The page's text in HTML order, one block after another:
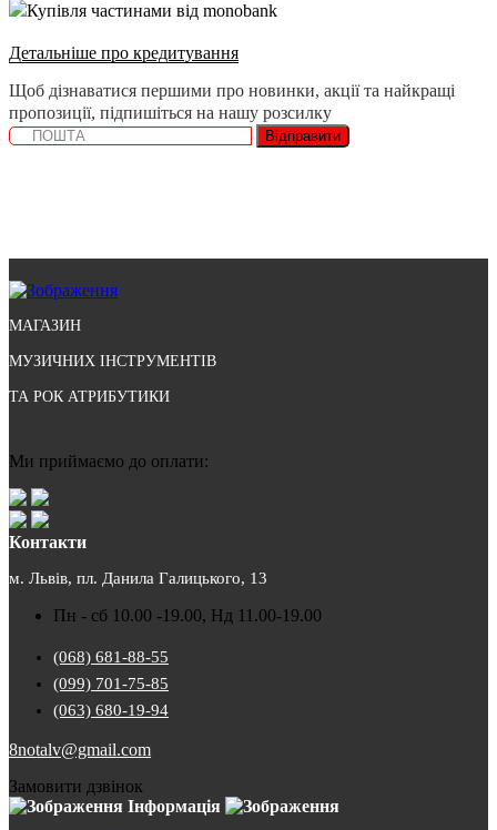
Купівля частинами від monobank
Детальніше про кредитування
Щоб дізнаватися першими про новинки, акції та найкращі
пропозиції, підпишіться на нашу розсилку
Відправити
МАГАЗИН
МУЗИЧНИХ ІНСТРУМЕНТІВ
ТА РОК АТРИБУТИКИ
Ми приймаємо до оплати:
Контакти
м. Львів, пл. Данила Галицького, 13
Пн - сб 10.00 -19.00, Нд 11.00-19.00
(068) 681-88-55
(099) 701-75-85
(063) 680-19-94
8notalv@gmail.com
Замовити дзвінок
Інформація